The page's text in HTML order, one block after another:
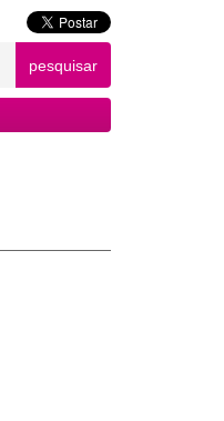
pesquisar